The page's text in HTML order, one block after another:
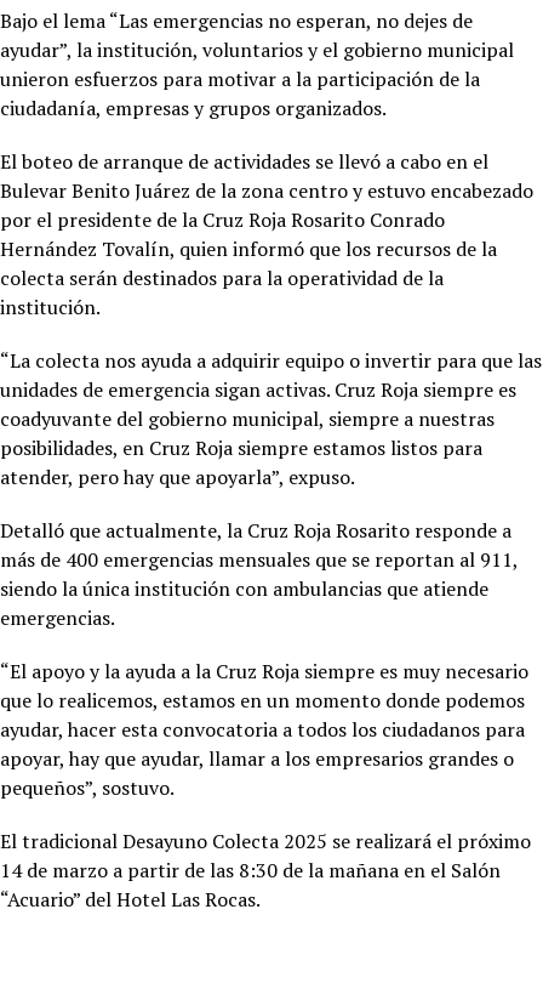
Bajo el lema “Las emergencias no esperan, no dejes de
ayudar”, la institución, voluntarios y el gobierno municipal
unieron esfuerzos para motivar a la participación de la
ciudadanía, empresas y grupos organizados.
El boteo de arranque de actividades se llevó a cabo en el
Bulevar Benito Juárez de la zona centro y estuvo encabezado
por el presidente de la Cruz Roja Rosarito Conrado
Hernández Tovalín, quien informó que los recursos de la
colecta serán destinados para la operatividad de la
institución.
“La colecta nos ayuda a adquirir equipo o invertir para que las
unidades de emergencia sigan activas. Cruz Roja siempre es
coadyuvante del gobierno municipal, siempre a nuestras
posibilidades, en Cruz Roja siempre estamos listos para
atender, pero hay que apoyarla”, expuso.
Detalló que actualmente, la Cruz Roja Rosarito responde a
más de 400 emergencias mensuales que se reportan al 911,
siendo la única institución con ambulancias que atiende
emergencias.
“El apoyo y la ayuda a la Cruz Roja siempre es muy necesario
que lo realicemos, estamos en un momento donde podemos
ayudar, hacer esta convocatoria a todos los ciudadanos para
apoyar, hay que ayudar, llamar a los empresarios grandes o
pequeños”, sostuvo.
El tradicional Desayuno Colecta 2025 se realizará el próximo
14 de marzo a partir de las 8:30 de la mañana en el Salón
“Acuario” del Hotel Las Rocas.